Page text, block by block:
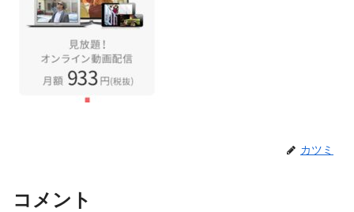
カツミ
コメント